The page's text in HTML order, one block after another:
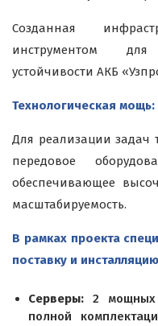
Созданная
инструментом
устойчивости АКБ
Технологическая
Для реализации задач
передовое
обеспечивающее
масштабируемость.
В рамках проекта
поставку и
Серверы: 2 мощных
полной